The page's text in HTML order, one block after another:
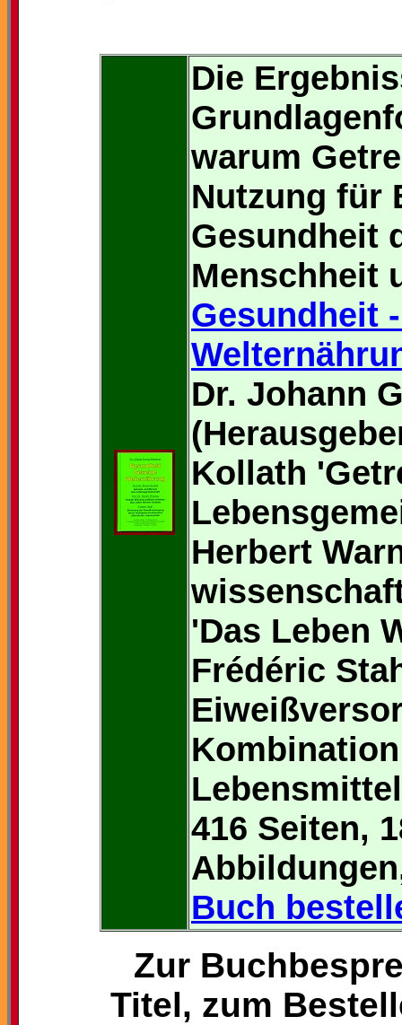
Die
warum
Nutzung für
Gesundheit
Menschheit
Gesundheit
Dr. Johann
Kollath
Herbert
'Das Leben
Frédéric
416 Seiten,
Buch
Zur
Titel, zum